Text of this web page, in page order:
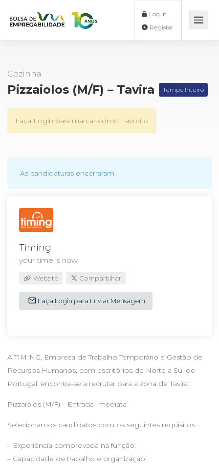
Log In
Cozinha
Pizzaiolos (M/F) – Tavira Tempo Inteiro
Faça Login para marcar como Favorito
As candidaturas encerraram.
Timing
your time is now
Website Compartilhar
Faça Login para Enviar Mensagem
A TIMING, Empresa de Trabalho Temporário e Gestão de
Recursos Humanos, com escritórios de Norte a Sul de
Portugal, encontra-se a recrutar para a zona de Tavira:
Pizzaiolos (M/F) – Entrada Imediata
Selecionamos candidatos com os seguintes requisitos:
– Experiência comprovada na função;
– Capacidade de trabalho e organização;